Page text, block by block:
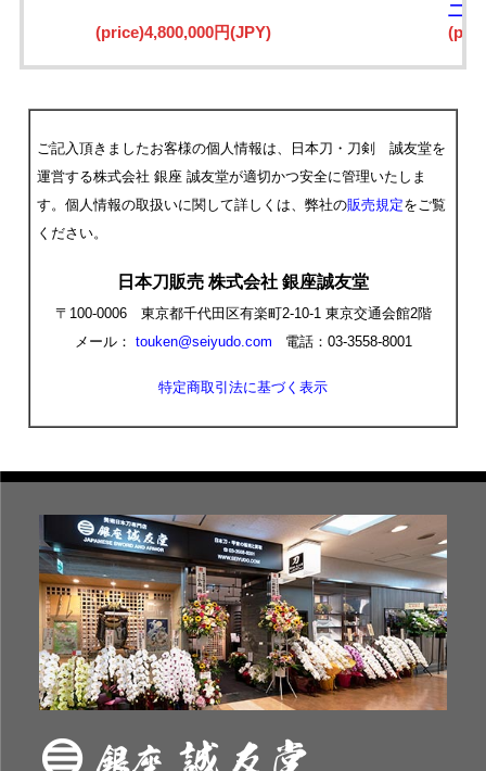
(price)4,800,000円(JPY)
二十
ご記入頂きましたお客様の個人情報は、日本刀・刀剣 誠友堂を
運営する株式会社 銀座 誠友堂が適切かつ安全に管理いたしま
す。個人情報の取扱いに関して詳しくは、弊社の販売規定をご覧
ください。
日本刀販売 株式会社 銀座誠友堂
〒100-0006 東京都千代田区有楽町2-10-1 東京交通会館2階
メール： touken@seiyudo.com 電話：03-3558-8001
特定商取引法に基づく表示